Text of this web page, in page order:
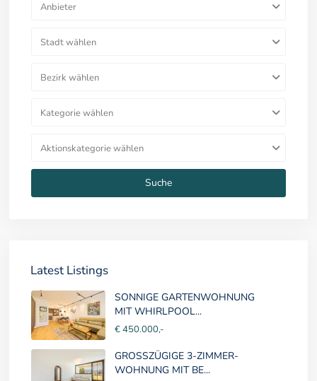
Anbieter
Stadt wählen
Bezirk wählen
Kategorie wählen
Aktionskategorie wählen
Suche
Latest Listings
SONNIGE GARTENWOHNUNG
MIT WHIRLPOOL...
€ 450.000,-
GROSSZÜGIGE 3-ZIMMER-
WOHNUNG MIT BE...